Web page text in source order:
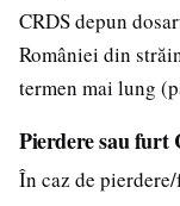
CRDS depun
României din
termen mai lung
Pierdere sau furt
În caz de